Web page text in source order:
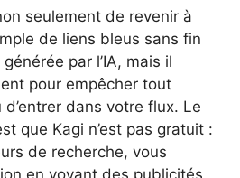
seulement de revenir à
de liens bleus sans fin
par l’IA, mais il
pour empêcher tout
d’entrer dans votre flux. Le
que Kagi n’est pas gratuit :
de recherche, vous
en voyant des publicités,